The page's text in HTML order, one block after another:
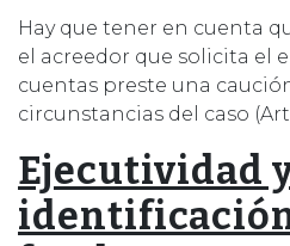
Hay que tener en cuenta
el acreedor que solicita el
cuentas preste una
circunstancias del caso (Art.
Ejecutividad